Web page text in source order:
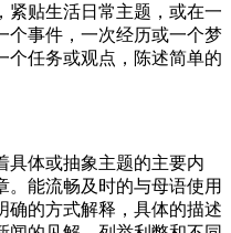
紧贴生活日常主题，或在一
个事件，一次经历或一个梦
个任务或观点，陈述简单的
具体或抽象主题的主要内
。能流畅及时的与母语使用
确的方式解释，具体的描述